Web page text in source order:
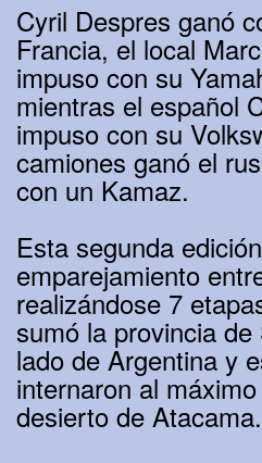
Cyril Despres ganó
Francia, el local
impuso con su
mientras el español
impuso con su
camiones ganó el
con un Kamaz.
Esta segunda
emparejamiento
realizándose 7
sumó la provincia
lado de Argentina y
internaron al
desierto de Atacama.